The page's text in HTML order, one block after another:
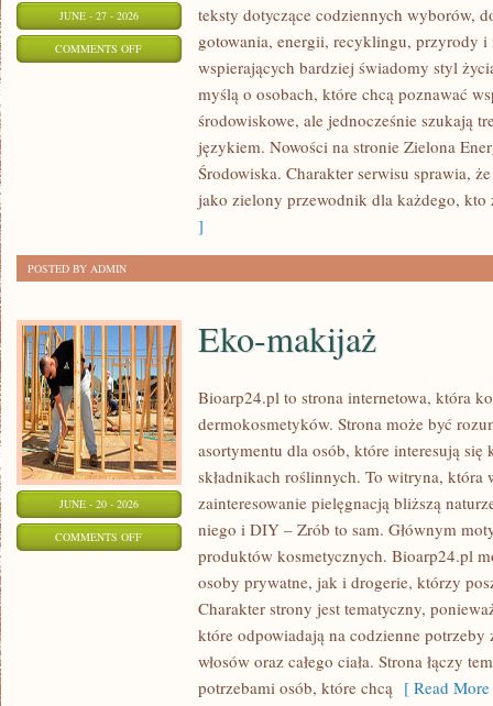
JUNE - 27 - 2026
COMMENTS OFFON
teksty dotyczące codziennych wyborów,
gotowania, energii, recyklingu, przyrody i
wspierających bardziej świadomy styl
myślą o osobach, które chcą poznawać
środowiskowe, ale jednocześnie szukają
językiem. Nowości na stronie Zielona
Środowiska. Charakter serwisu sprawia,
jako zielony przewodnik dla każdego, kto
]
POSTED BY ADMIN
JUNE - 20 - 2026
COMMENTS OFFON
Eko-makijaż
Bioarp24.pl to strona internetowa, która
dermokosmetyków. Strona może być
asortymentu dla osób, które interesują
składnikach roślinnych. To witryna, która
zainteresowanie pielęgnacją bliższą
niego i DIY – Zrób to sam. Głównym
produktów kosmetycznych. Bioarp24.pl
osoby prywatne, jak i drogerie, którzy
Charakter strony jest tematyczny,
które odpowiadają na codzienne potrzeby
włosów oraz całego ciała. Strona łączy
potrzebami osób, które chcą [ Read